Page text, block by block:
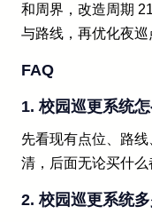
和周界，改造周期
与路线，再优化夜巡
FAQ
1. 校园巡更系统
先看现有点位、路
清，后面无论买什么
2. 校园巡更系统